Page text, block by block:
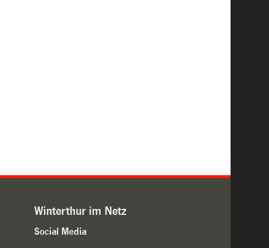
Winterthur im Netz
Social Media